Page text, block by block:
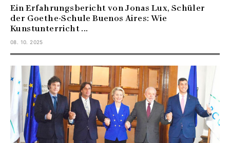
Ein Erfahrungsbericht von Jonas Lux, Schüler
der Goethe-Schule Buenos Aires: Wie
Kunstunterricht ...
08. 10. 2025